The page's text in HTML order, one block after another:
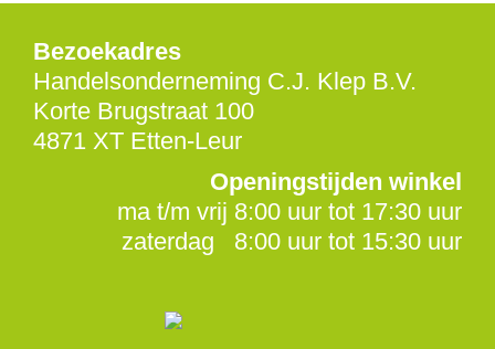
Bezoekadres
Handelsonderneming C.J. Klep B.V.
Korte Brugstraat 100
4871 XT Etten-Leur
Openingstijden winkel
ma t/m vrij 8:00 uur tot 17:30 uur
zaterdag 8:00 uur tot 15:30 uur